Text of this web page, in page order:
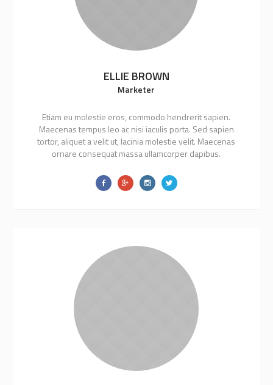
ELLIE BROWN
Marketer
Etiam eu molestie eros, commodo hendrerit sapien.
Maecenas tempus leo ac nisi iaculis porta. Sed sapien
tortor, aliquet a velit ut, lacinia molestie velit. Maecenas
ornare consequat massa ullamcorper dapibus.